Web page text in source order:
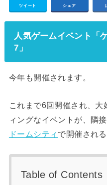
ツイート シェア
人気ゲームイベント「
7」
今年も開催されます。
これまで6回開催され、
ィングなイベントが、隣
ドームシティ で開催され
Table of Contents